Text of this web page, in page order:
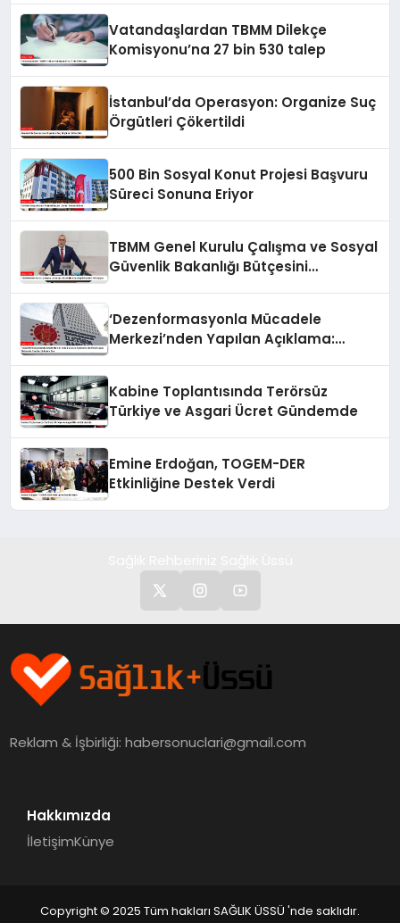
Vatandaşlardan TBMM Dilekçe
Komisyonu’na 27 bin 530 talep
İstanbul’da Operasyon: Organize Suç
Örgütleri Çökertildi
500 Bin Sosyal Konut Projesi Başvuru
Süreci Sonuna Eriyor
TBMM Genel Kurulu Çalışma ve Sosyal
Güvenlik Bakanlığı Bütçesini
‘Dezenformasyonla Mücadele
Merkezi’nden Yapılan Açıklama:
Kabine Toplantısında Terörsüz
Türkiye ve Asgari Ücret Gündemde
Emine Erdoğan, TOGEM-DER
Etkinliğine Destek Verdi
Reklam & İşbirliği:habersonuclari@gmail.com
Hakkımızda
İletişimKünye
Copyright © 2025 Tüm hakları SAĞLIK ÜSSÜ 'nde saklıdır.